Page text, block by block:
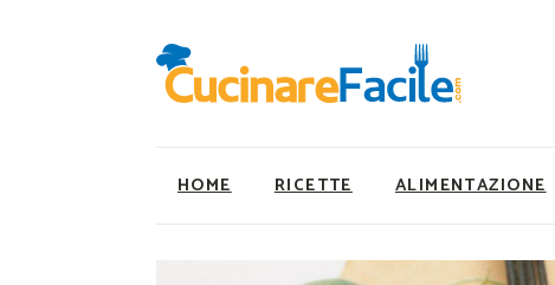
HOME RICETTE
Ricette Facili e Veloci
ALIMENTAZIONE
Utility